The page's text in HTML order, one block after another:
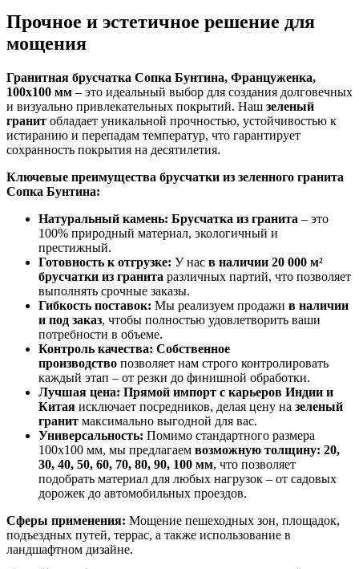
Прочное и эстетичное решение для
мощения
Гранитная брусчатка Сопка Бунтина, Француженка,
100x100 мм – это идеальный выбор для создания долговечных
и визуально привлекательных покрытий. Наш зеленый
гранит обладает уникальной прочностью, устойчивостью к
истиранию и перепадам температур, что гарантирует
сохранность покрытия на десятилетия.
Ключевые преимущества брусчатки из зеленного гранита
Сопка Бунтина:
Натуральный камень: Брусчатка из гранита – это
100% природный материал, экологичный и
престижный.
Готовность к отгрузке: У нас в наличии 20 000 м²
брусчатки из гранита различных партий, что позволяет
выполнять срочные заказы.
Гибкость поставок: Мы реализуем продажи в наличии
и под заказ, чтобы полностью удовлетворить ваши
потребности в объеме.
Контроль качества: Собственное
производство позволяет нам строго контролировать
каждый этап – от резки до финишной обработки.
Лучшая цена: Прямой импорт с карьеров Индии и
Китая исключает посредников, делая цену на зеленый
гранит максимально выгодной для вас.
Универсальность: Помимо стандартного размера
100x100 мм, мы предлагаем возможную толщину: 20,
30, 40, 50, 60, 70, 80, 90, 100 мм, что позволяет
подобрать материал для любых нагрузок – от садовых
дорожек до автомобильных проездов.
Сферы применения: Мощение пешеходных зон, площадок,
подъездных путей, террас, а также использование в
ландшафтном дизайне.